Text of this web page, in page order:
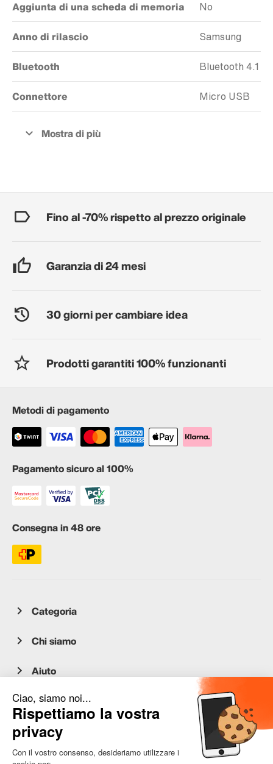
Aggiunta di una scheda di memoria No
Anno di rilascio Samsung
Bluetooth Bluetooth 4.1
Connettore Micro USB
Fino al -70% rispetto al prezzo originale
Garanzia di 24 mesi
30 giorni per cambiare idea
Prodotti garantiti 100% funzionanti
Metodi di pagamento
Pagamento sicuro al 100%
Consegna in 48 ore
Categoria
Chi siamo
Aiuto
Servizio clienti
occasion.migros.mobile@recommerce.com
Lunedì-Venerdì 08:00-17:00